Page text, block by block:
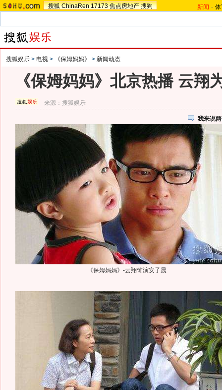
搜狐 ChinaRen 17173 焦点房地产 搜狗 新闻 -
搜狐娱乐 > 电视 > 《保姆妈妈》 > 新闻动态
《保姆妈妈》北京热播 云翔
来源：搜狐娱乐
我来说
《保姆妈妈》-云翔饰演安子晨